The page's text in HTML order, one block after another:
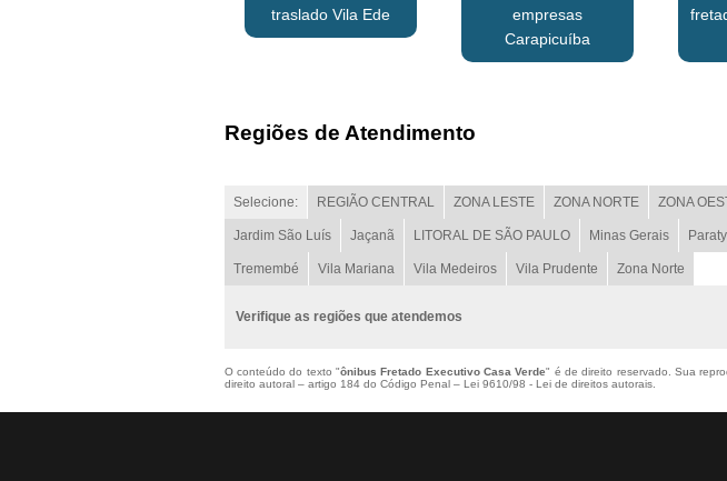
traslado Vila Ede
empresas
Carapicuíba
Regiões de Atendimento
Selecione: REGIÃO CENTRAL ZONA LESTE ZONA NORTE ZONA
Jardim São Luís Jaçanã LITORAL DE SÃO PAULO Minas Gerais Paraty
Tremembé Vila Mariana Vila Medeiros Vila Prudente Zona Norte
Verifique as regiões que atendemos
O conteúdo do texto "ônibus Fretado Executivo Casa Verde" é de direito reservado. Sua
direito autoral – artigo 184 do Código Penal – Lei 9610/98 - Lei de direitos autorais.